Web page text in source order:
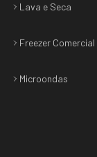
Lava e Seca
Freezer Comercial
Microondas